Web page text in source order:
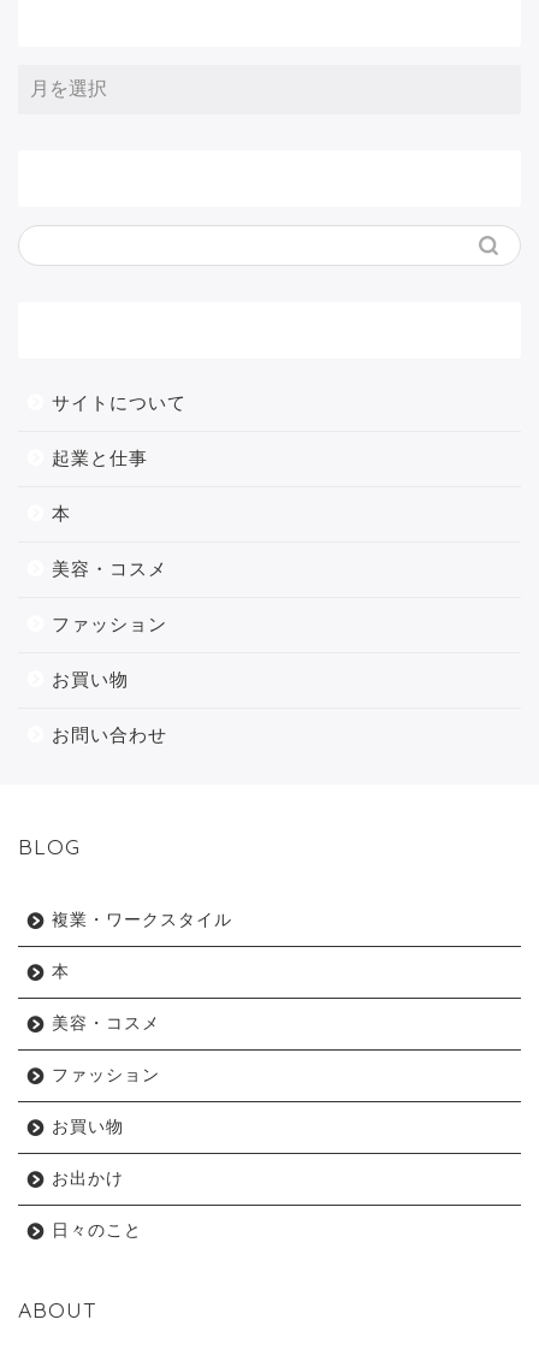
サイトについて
起業と仕事
本
美容・コスメ
ファッション
お買い物
お問い合わせ
BLOG
複業・ワークスタイル
本
美容・コスメ
ファッション
お買い物
お出かけ
日々のこと
ABOUT